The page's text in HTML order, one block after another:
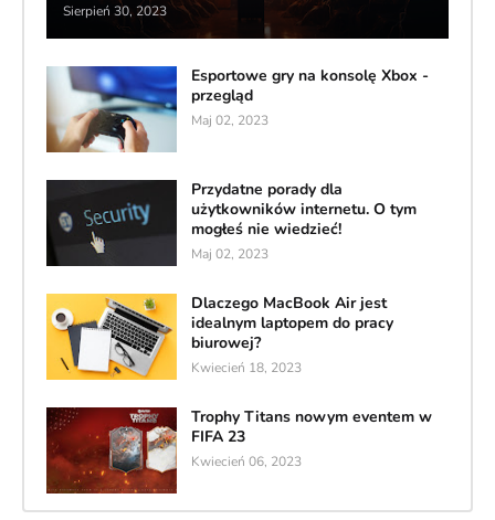
Sierpień 30, 2023
Esportowe gry na konsolę Xbox -
przegląd
Maj 02, 2023
Przydatne porady dla
użytkowników internetu. O tym
mogłeś nie wiedzieć!
Maj 02, 2023
Dlaczego MacBook Air jest
idealnym laptopem do pracy
biurowej?
Kwiecień 18, 2023
Trophy Titans nowym eventem w
FIFA 23
Kwiecień 06, 2023